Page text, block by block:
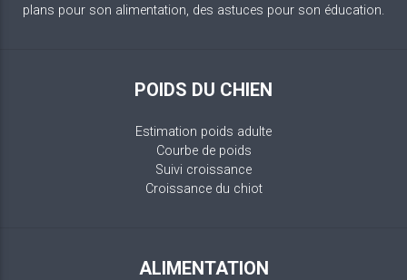
plans pour son alimentation, des astuces pour son éducation.
POIDS DU CHIEN
Estimation poids adulte
Courbe de poids
Suivi croissance
Croissance du chiot
ALIMENTATION